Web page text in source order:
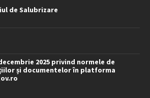
de Salubrizare
decembrie 2025 privind normele de
și documentelor în platforma